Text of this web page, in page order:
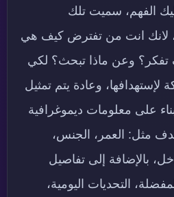
الفهم، سميت تلك
لانك انت من تفترض كيف هي
وعن ماذا تبحث؟ لكي
وعادة يتم تمثيل
على معلومات ديموغرافية
مثل: العمر، الجنس،
بالإضافة إلى تفاصيل
التحديات اليومية،